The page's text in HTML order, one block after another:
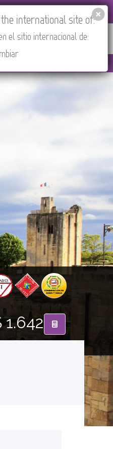
Find your Tour
1.642
international site of:
el sitio internacional de: